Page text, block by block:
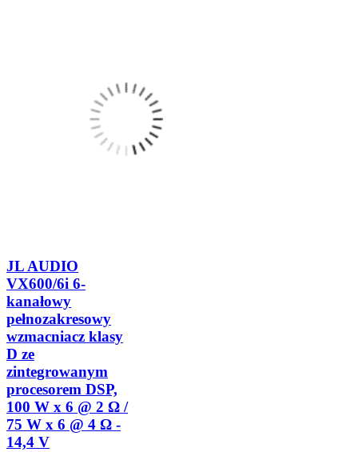
JL AUDIO
VX600/6i 6-
kanałowy
pełnozakresowy
wzmacniacz klasy
D ze
zintegrowanym
procesorem DSP,
100 W x 6 @ 2 Ω /
75 W x 6 @ 4 Ω -
14,4 V